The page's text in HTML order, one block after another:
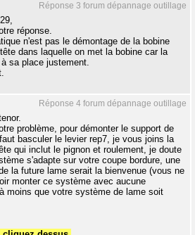
Réponse 3 forum dépannage outillage
réponse.
n'est pas le démontage de la bobine
dans laquelle on met la bobine car la
sa place justement.
Réponse 4 forum dépannage outillage
problème, pour démonter le support de
basculer le levier rep7, je vous joins la
qui inclut le pignon et roulement, je doute
s'adapte sur votre coupe bordure, une
la future lame serait la bienvenue (vous ne
monter ce système avec aucune
moins que votre système de lame soit